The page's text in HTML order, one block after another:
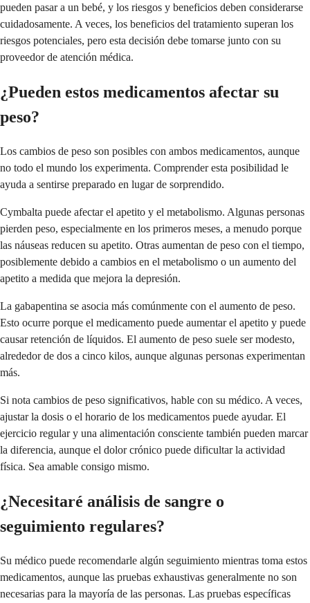
pueden pasar a un bebé, y los riesgos y beneficios deben considerarse
cuidadosamente. A veces, los beneficios del tratamiento superan los
riesgos potenciales, pero esta decisión debe tomarse junto con su
proveedor de atención médica.
¿Pueden estos medicamentos afectar su
peso?
Los cambios de peso son posibles con ambos medicamentos, aunque
no todo el mundo los experimenta. Comprender esta posibilidad le
ayuda a sentirse preparado en lugar de sorprendido.
Cymbalta puede afectar el apetito y el metabolismo. Algunas personas
pierden peso, especialmente en los primeros meses, a menudo porque
las náuseas reducen su apetito. Otras aumentan de peso con el tiempo,
posiblemente debido a cambios en el metabolismo o un aumento del
apetito a medida que mejora la depresión.
La gabapentina se asocia más comúnmente con el aumento de peso.
Esto ocurre porque el medicamento puede aumentar el apetito y puede
causar retención de líquidos. El aumento de peso suele ser modesto,
alrededor de dos a cinco kilos, aunque algunas personas experimentan
más.
Si nota cambios de peso significativos, hable con su médico. A veces,
ajustar la dosis o el horario de los medicamentos puede ayudar. El
ejercicio regular y una alimentación consciente también pueden marcar
la diferencia, aunque el dolor crónico puede dificultar la actividad
física. Sea amable consigo mismo.
¿Necesitaré análisis de sangre o
seguimiento regulares?
Su médico puede recomendarle algún seguimiento mientras toma estos
medicamentos, aunque las pruebas exhaustivas generalmente no son
necesarias para la mayoría de las personas. Las pruebas específicas